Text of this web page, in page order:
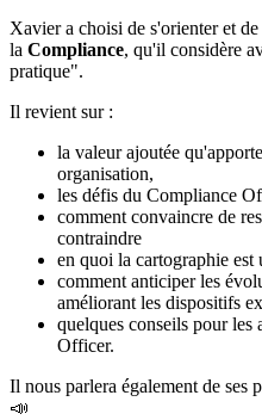
Xavier a choisi de s'orienter et
la Compliance, qu'il considère
pratique".
Il revient sur :
la valeur ajoutée
organisation,
les défis du Compliance
comment convaincre de
contraindre
en quoi la cartographie est
comment anticiper les
améliorant les dispositifs
quelques conseils pour les
Officer.
Il nous parlera également de ses
📣